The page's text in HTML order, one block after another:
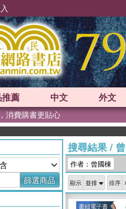
推薦 中文 外文
消費購書更貼心
篩選商品
搜尋結果/
作者：曾國棟
顯示 排序
書紐電子書